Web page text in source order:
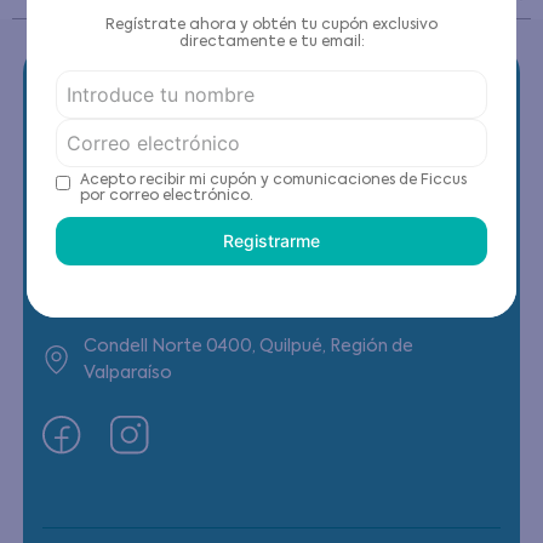
Contáctanos
(22) 6178818 - Compras Internet
Condell Norte 0400, Quilpué, Región de
Valparaíso
Regístrate ahora y obtén tu cupón exclusivo
directamente e tu email:
Acepto recibir mi cupón y comunicaciones de Ficcus
por correo electrónico.
Registrarme